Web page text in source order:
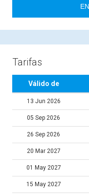
Tarifas
Válido de
13 Jun 2026
05 Sep 2026
26 Sep 2026
20 Mar 2027
01 May 2027
15 May 2027